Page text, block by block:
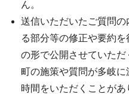
ん。
送信いただいたご質問
る部分等の修正や要約
の形で公開させていただ
町の施策や質問が多岐
時間をいただくことがあ